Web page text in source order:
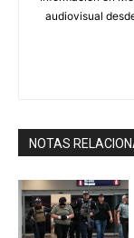
audiovisual
NOTAS